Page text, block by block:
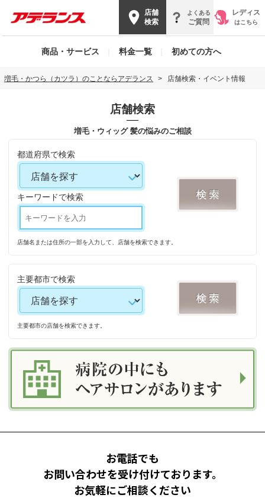
店舗
検索
よくある
ご質問
レディス
はこちら
商品・サービス 料金一覧 初めての方へ
増毛・かつら（カツラ）のことならアデランス 店舗検索・イベント情報
店舗検索
増毛・ウィッグ 髪の悩みのご相談
都道府県で検索
キーワードで検索
店舗名または住所の一部を入力して、店舗を検索できます。
主要都市で検索
主要都市の店舗を検索できます。
お電話でも
お問い合わせを受け付けております。
お気軽にご相談ください